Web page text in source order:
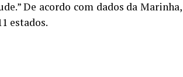
De acordo com dados da Marinha,
estados.